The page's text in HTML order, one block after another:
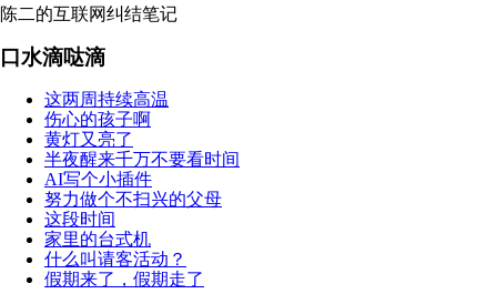
陈二的互联网纠结笔记
口水滴哒滴
这两周持续高温
伤心的孩子啊
黄灯又亮了
半夜醒来千万不要看时间
AI写个小插件
努力做个不扫兴的父母
这段时间
家里的台式机
什么叫请客活动？
假期来了，假期走了